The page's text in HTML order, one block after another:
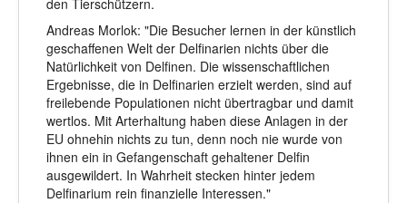
Andreas Morlok: "Die Besucher lernen in der künstlich
geschaffenen Welt der Delfinarien nichts über die
Natürlichkeit von Delfinen. Die wissenschaftlichen
Ergebnisse, die in Delfinarien erzielt werden, sind auf
freilebende Populationen nicht übertragbar und damit
wertlos. Mit Arterhaltung haben diese Anlagen in der
EU ohnehin nichts zu tun, denn noch nie wurde von
ihnen ein in Gefangenschaft gehaltener Delfin
ausgewildert. In Wahrheit stecken hinter jedem
Delfinarium rein finanzielle Interessen."